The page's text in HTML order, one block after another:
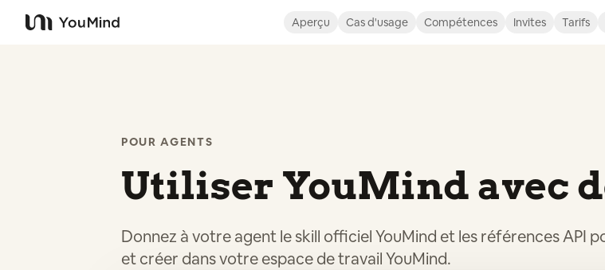
YouMind
Aperçu Cas d'usage Compétences Invites Tarifs
POUR AGENTS
Utiliser YouMind avec
Donnez à votre agent le skill officiel YouMind et les références API
et créer dans votre espace de travail YouMind.